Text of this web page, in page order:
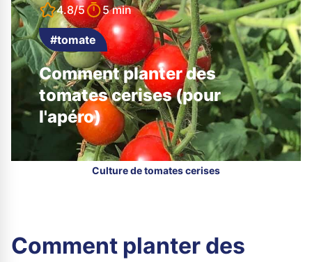
4.8/5 5 min
#tomate
Comment planter des
tomates cerises (pour
l'apéro)
Culture de tomates cerises
Comment planter des